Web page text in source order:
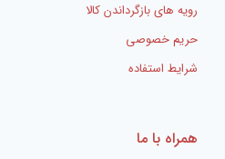
رویه های بازگرداندن کالا
حریم خصوصی
شرایط استفاده
همراه با ما